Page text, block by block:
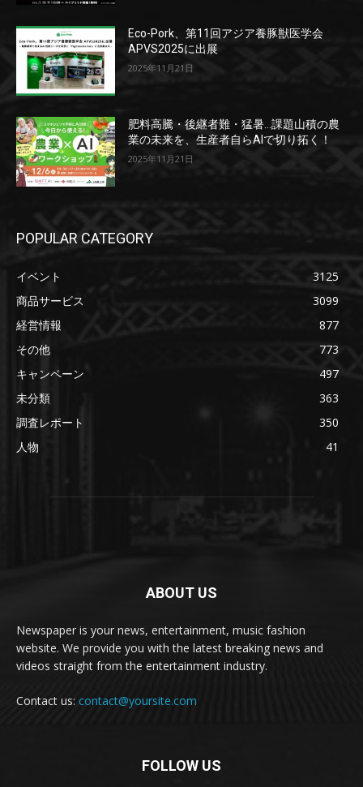
Eco-Pork、第11回アジア養豚獣医学会
APVS2025に出展
2025年11月21日
肥料高騰・後継者難・猛暑…課題山積の農
業の未来を、生産者自らAIで切り拓く！
2025年11月21日
POPULAR CATEGORY
イベント
3125
商品サービス
3099
経営情報
877
その他
773
キャンペーン
497
未分類
363
調査レポート
350
人物
41
ABOUT US
Newspaper is your news, entertainment, music fashion
website. We provide you with the latest breaking news and
videos straight from the entertainment industry.
Contact us: contact@yoursite.com
FOLLOW US